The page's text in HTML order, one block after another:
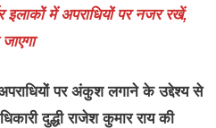
इलाकों में अपराधियों पर नजर रखें,
पर अंकुश लगाने के उद्देश्य से
दुद्धी राजेश कुमार राय की